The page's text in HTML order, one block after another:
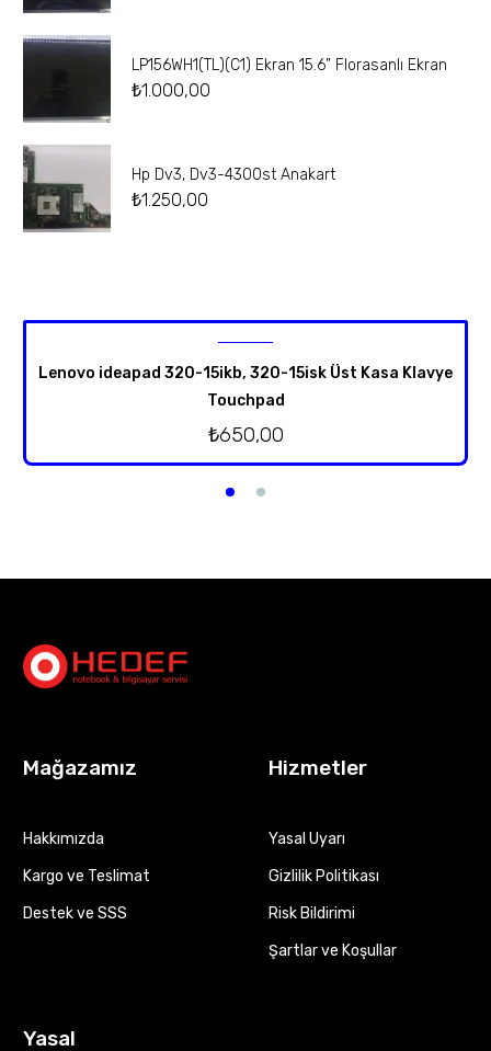
LP156WH1(TL)(C1) Ekran 15.6” Florasanlı Ekran
₺1.000,00
Hp Dv3, Dv3-4300st Anakart
₺1.250,00
Lenovo ideapad 320-15ikb, 320-15isk Üst Kasa Klavye
Touchpad
₺650,00
Mağazamız
Hakkımızda
Kargo ve Teslimat
Destek ve SSS
Hizmetler
Yasal Uyarı
Gizlilik Politikası
Risk Bildirimi
Şartlar ve Koşullar
Yasal